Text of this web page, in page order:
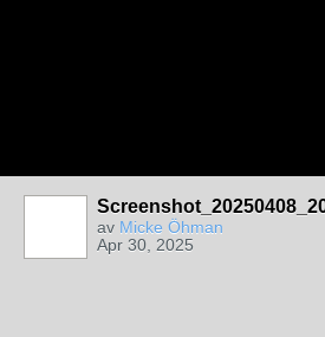
av Micke Öhman
Apr 30, 2025